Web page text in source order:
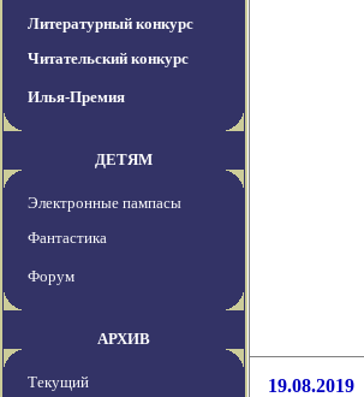
Литературный конкурс
Читательский конкурс
Илья-Премия
ДЕТЯМ
Электронные пампасы
Фантастика
Форум
АРХИВ
Текущий
19.08.2019